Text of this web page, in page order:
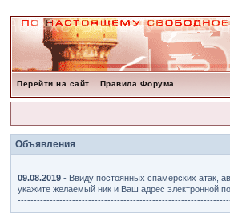
Перейти на сайт Правила Форума
Объявления
09.08.2019 - Ввиду постоянных спамерских атак,
укажите желаемый ник и Ваш адрес электронной